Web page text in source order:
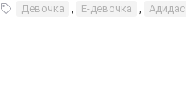
Девочка , Е-девочка , Адидас